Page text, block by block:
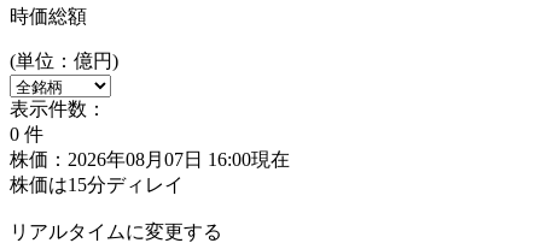
時価総額
(単位：億円)
表示件数：
0 件
株価：2026年08月07日 16:00現在
株価は15分ディレイ
リアルタイムに変更する